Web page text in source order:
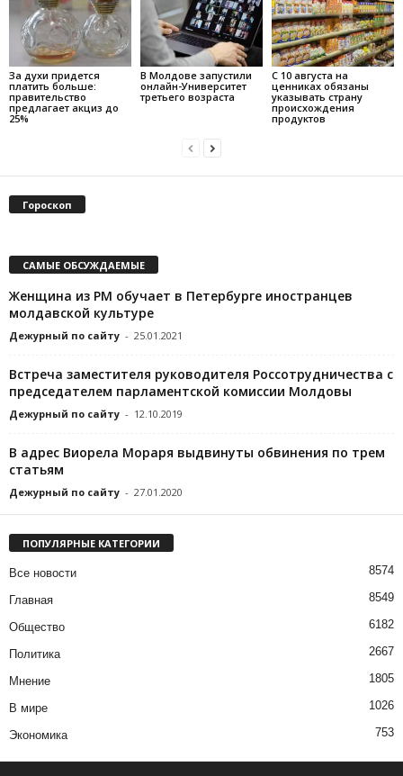
За духи придется
платить больше:
правительство
предлагает акциз до
25%
В Молдове запустили
онлайн-Университет
третьего возраста
С 10 августа на
ценниках обязаны
указывать страну
происхождения
продуктов
Гороскоп
САМЫЕ ОБСУЖДАЕМЫЕ
Женщина из РМ обучает в Петербурге иностранцев
молдавской культуре
Дежурный по сайту - 25.01.2021
Встреча заместителя руководителя Россотрудничества с
председателем парламентской комиссии Молдовы
Дежурный по сайту - 12.10.2019
В адрес Виорела Мораря выдвинуты обвинения по трем
статьям
Дежурный по сайту - 27.01.2020
ПОПУЛЯРНЫЕ КАТЕГОРИИ
Все новости 8574
Главная 8549
Общество 6182
Политика 2667
Мнение 1805
В мире 1026
Экономика 753